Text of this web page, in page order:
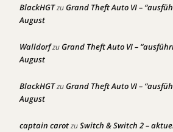
BlackHGTzuGrand Theft Auto VI –
August
WalldorfzuGrand Theft Auto VI –
August
BlackHGTzuGrand Theft Auto VI –
August
captain carotzuSwitch & Switch 2 –